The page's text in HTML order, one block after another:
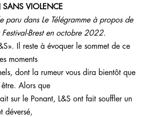
VIOLENCE
paru dans Le Télégramme à propos de
Festival-Brest en octobre 2022.
Il reste à évoquer le sommet de ce
moments
dont la rumeur vous dira bientôt que
Alors que
sur le Ponant, L&S ont fait souffler un
déversé,